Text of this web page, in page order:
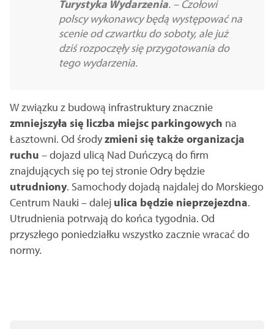
Turystyka Wydarzenia. – Czołowi
polscy wykonawcy będą występować na
scenie od czwartku do soboty, ale już
dziś rozpoczęły się przygotowania do
tego wydarzenia.
W związku z budową infrastruktury znacznie
zmniejszyła się liczba miejsc parkingowych na
Łasztowni. Od środyzmieni się także organizacja
ruchu – dojazd ulicą Nad Duńczycą do firm
znajdujących się po tej stronie Odry będzie
utrudniony. Samochody dojadą najdalej do Morskiego
Centrum Nauki – dalej ulica będzie nieprzejezdna.
Utrudnienia potrwają do końca tygodnia. Od
przyszłego poniedziałku wszystko zacznie wracać do
normy.